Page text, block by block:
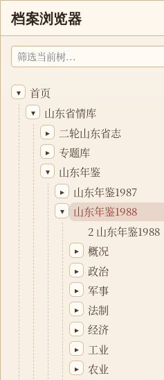
档案浏览器
▾ 首页
▾ 山东省情库
▸ 二轮山东省志
▸ 专题库
▾ 山东年鉴
▸ 山东年鉴1987
▾
山东年鉴1988
2 山东年鉴1988
▸ 概况
▸ 政治
▸ 军事
▸ 法制
▸ 经济
▸ 工业
▸ 农业